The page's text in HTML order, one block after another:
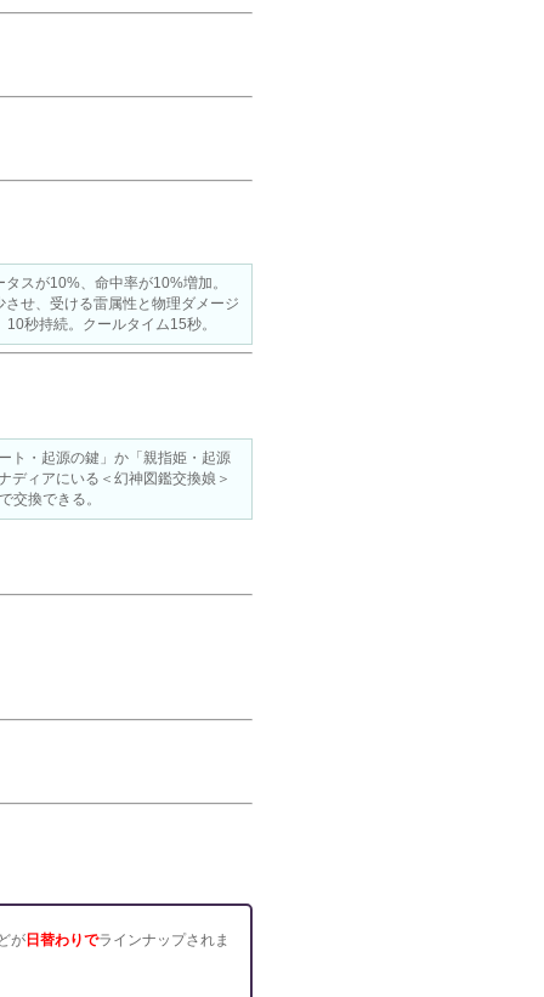
スが10%、命中率が10%増加。
せ、受ける雷属性と物理ダメージ
秒持続。クールタイム15秒。
ト・起源の鍵」か「親指姫・起源
ディアにいる＜幻神図鑑交換娘＞
交換できる。
が日替わりでラインナップされま